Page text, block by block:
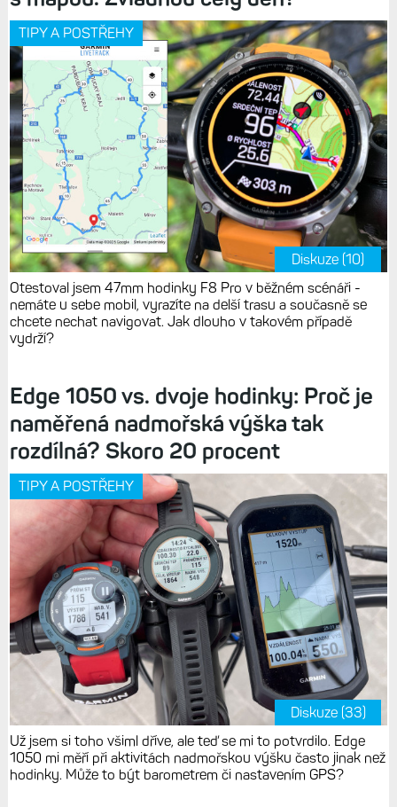
TIPY A POSTŘEHY
Diskuze (10)
Otestoval jsem 47mm hodinky F8 Pro v běžném scénáři -
nemáte u sebe mobil, vyrazíte na delší trasu a současně se
chcete nechat navigovat. Jak dlouho v takovém případě
vydrží?
Edge 1050 vs. dvoje hodinky: Proč je
naměřená nadmořská výška tak
rozdílná? Skoro 20 procent
TIPY A POSTŘEHY
Diskuze (33)
Už jsem si toho všiml dříve, ale teď se mi to potvrdilo. Edge
1050 mi měří při aktivitách nadmořskou výšku často jinak než
hodinky. Může to být barometrem či nastavením GPS?